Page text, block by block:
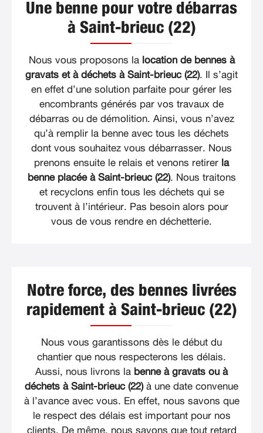
Une benne pour votre débarras
à Saint-brieuc (22)
Nous vous proposons la location de bennes à
gravats et à déchets à Saint-brieuc (22). Il s’agit
en effet d’une solution parfaite pour gérer les
encombrants générés par vos travaux de
débarras ou de démolition. Ainsi, vous n’avez
qu’à remplir la benne avec tous les déchets
dont vous souhaitez vous débarrasser. Nous
prenons ensuite le relais et venons retirer la
benne placée à Saint-brieuc (22). Nous traitons
et recyclons enfin tous les déchets qui se
trouvent à l’intérieur. Pas besoin alors pour
vous de vous rendre en déchetterie.
Notre force, des bennes livrées
rapidement à Saint-brieuc (22)
Nous vous garantissons dès le début du
chantier que nous respecterons les délais.
Aussi, nous livrons la benne à gravats ou à
déchets à Saint-brieuc (22)à une date convenue
à l’avance avec vous. En effet, nous savons que
le respect des délais est important pour nos
clients. De même, nous savons que tout retard